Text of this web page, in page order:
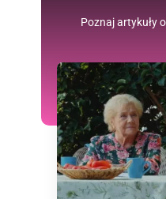
Poznaj artykuły